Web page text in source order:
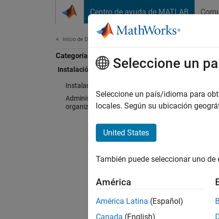
Centro de ayuda de MATLAB
Inicio de Documentación
Categoría
Instalación y licencias
Instalar productos
Administración de licencias de
organización
Para
Seleccione un
Seleccione un país/idioma para
locales. Según su ubicación
United States
También puede seleccionar uno
América
América Latina (Español)
Canada (English)